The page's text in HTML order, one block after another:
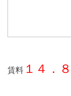
賃料 １４．８